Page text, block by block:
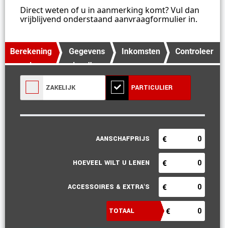
Direct weten of u in aanmerking komt? Vul dan
vrijblijvend onderstaand aanvraagformulier in.
Berekening
maken
Gegevens
invullen
Inkomsten
en
Controleer
gegevens
PARTICULIER
ZAKELIJK